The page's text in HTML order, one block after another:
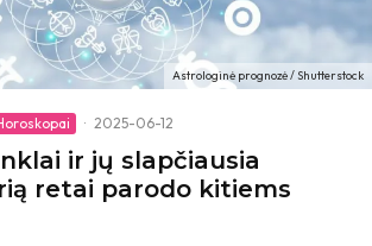
Astrologinė prognozė / Shutterstock
· 2025-06-12
ir jų slapčiausia
retai parodo kitiems